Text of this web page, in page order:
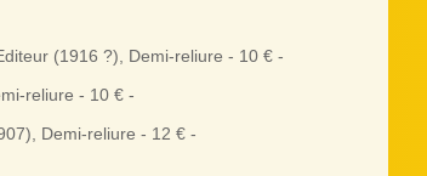
(1916 ?), Demi-reliure - 10 € -
reliure - 10 € -
Demi-reliure - 12 € -